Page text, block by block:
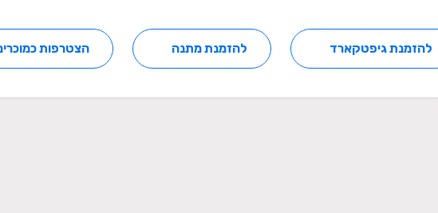
להזמנת גיפטקארד להזמנת מתנה הצטרפות